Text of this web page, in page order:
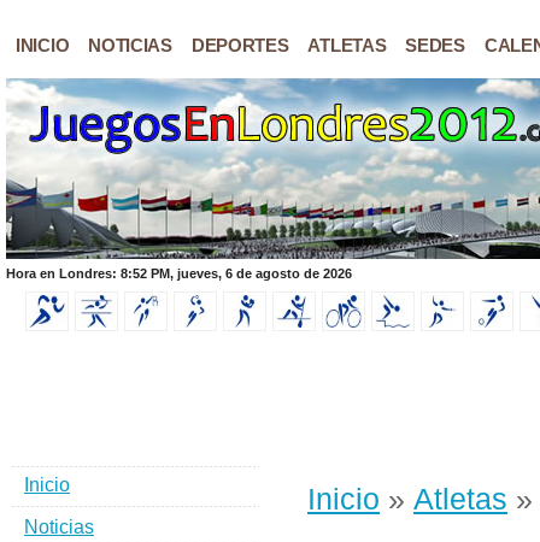
INICIO NOTICIAS DEPORTES ATLETAS SEDES
Hora en Londres: 8:52 PM, jueves, 6 de agosto de 2026
Inicio » Atletas »
Inicio
Noticias